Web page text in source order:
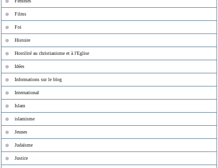
Films
Foi
Histoire
Hostilité au christianisme et à l'Eglise
Idées
Informations sur le blog
International
Islam
islamisme
Jeunes
Judaïsme
Justice